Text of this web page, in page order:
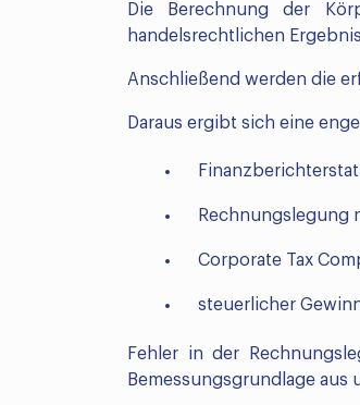
Die Berechnung der
handelsrechtlichen
Anschließend werden die
Daraus ergibt sich eine
Rechnungslegung
Corporate Tax
steuerlicher
Fehler in der
Bemessungsgrundlage